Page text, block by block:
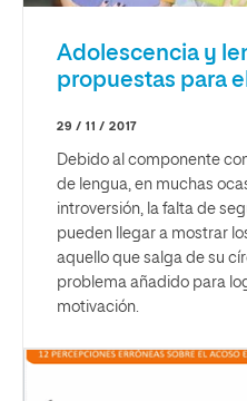
Adolescencia y
propuestas para
29 / 11 / 2017
Debido al componente
de lengua, en muchas
introversión, la falta de
pueden llegar a mostrar
aquello que salga de su
problema añadido para
motivación.